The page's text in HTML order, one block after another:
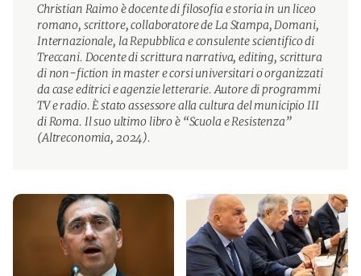
Christian Raimo è docente di filosofia e storia in un liceo
romano, scrittore, collaboratore de La Stampa, Domani,
Internazionale, la Repubblica e consulente scientifico di
Treccani. Docente di scrittura narrativa, editing, scrittura
di non-fiction in master e corsi universitari o organizzati
da case editrici e agenzie letterarie. Autore di programmi
TV e radio. È stato assessore alla cultura del municipio III
di Roma. Il suo ultimo libro è “Scuola e Resistenza”
(Altreconomia, 2024).